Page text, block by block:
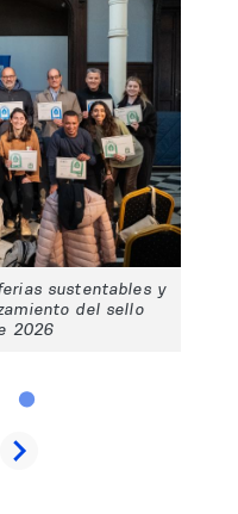
sustentables y
del sello
2026